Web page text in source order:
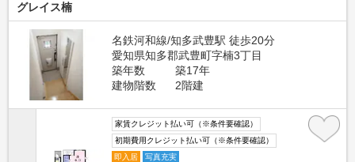
グレイス楠
名鉄河和線/知多武豊駅 徒歩20分
愛知県知多郡武豊町字楠3丁目
築年数
築17年
建物階数
2階建
家賃クレジット払い可（※条件要確認）
初期費用クレジット払い可（※条件要確認）
即入居
写真充実